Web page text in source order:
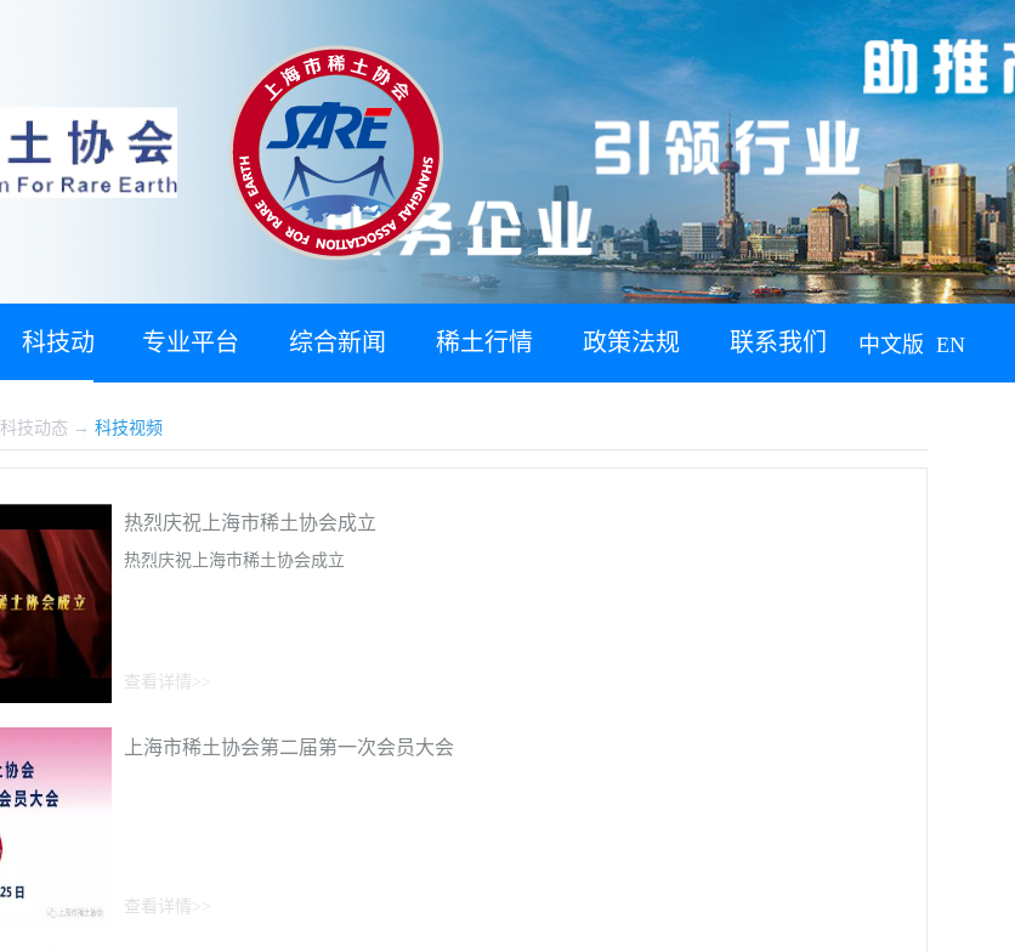
科技动 专业平台 综合新闻 稀土行情 政策法规 联系我们 中文版 EN
科技动态 → 科技视频
热烈庆祝上海市稀土协会成立
热烈庆祝上海市稀土协会成立
查看详情>>
上海市稀土协会第二届第一次会员大会
查看详情>>